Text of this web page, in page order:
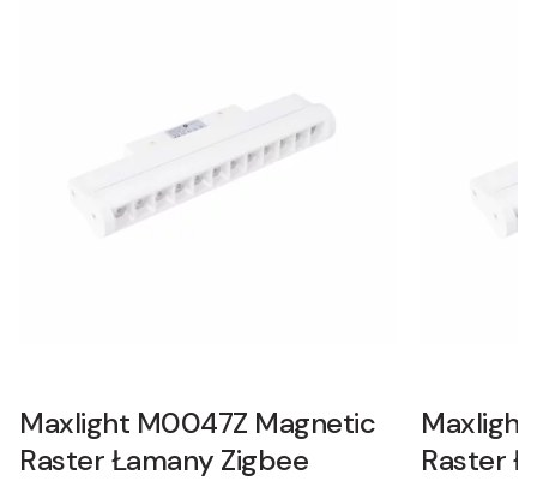
Maxlight M0047Z Magnetic
Raster Łamany Zigbee
Raster